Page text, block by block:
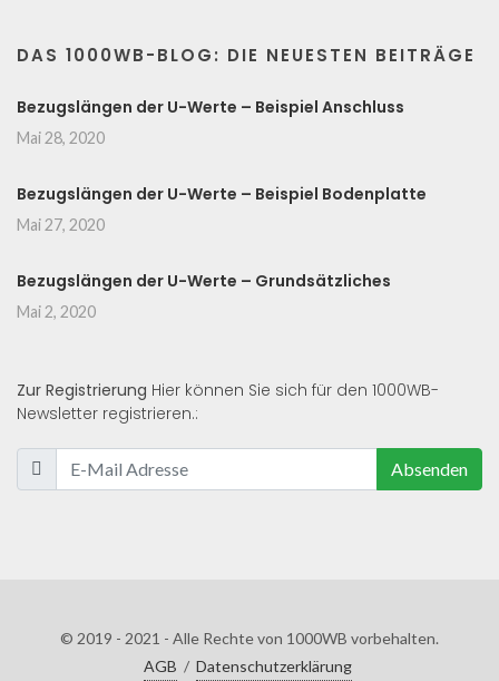
DAS 1000WB-BLOG: DIE NEUESTEN BEITRÄGE
Bezugslängen der U-Werte – Beispiel Anschluss
Mai 28, 2020
Bezugslängen der U-Werte – Beispiel Bodenplatte
Mai 27, 2020
Bezugslängen der U-Werte – Grundsätzliches
Mai 2, 2020
Zur Registrierung Hier können Sie sich für den 1000WB-
Newsletter registrieren.:
Absenden
© 2019 - 2021 - Alle Rechte von 1000WB vorbehalten.
AGB / Datenschutzerklärung